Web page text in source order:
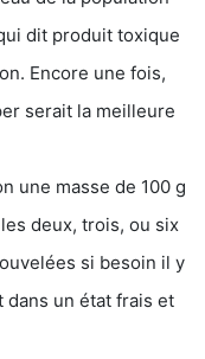
dit produit toxique
Encore une fois,
serait la meilleure
une masse de 100 g
deux, trois, ou six
si besoin il y
dans un état frais et